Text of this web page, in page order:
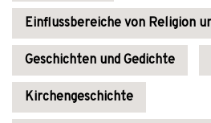
Einflussbereiche von Religion
Geschichten und Gedichte
Kirchengeschichte